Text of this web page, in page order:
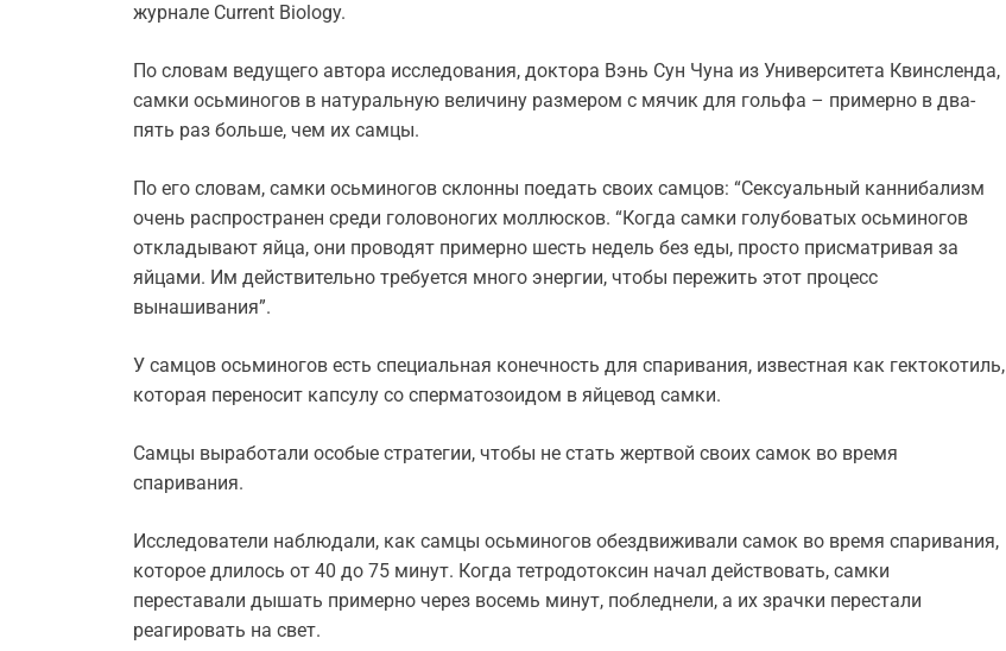
журнале Current Biology.
По словам ведущего автора исследования, доктора Вэнь Сун Чуна из Университета Квинсленда,
самки осьминогов в натуральную величину размером с мячик для гольфа – примерно в два-
пять раз больше, чем их самцы.
По его словам, самки осьминогов склонны поедать своих самцов: “Сексуальный каннибализм
очень распространен среди головоногих моллюсков. “Когда самки голубоватых осьминогов
откладывают яйца, они проводят примерно шесть недель без еды, просто присматривая за
яйцами. Им действительно требуется много энергии, чтобы пережить этот процесс
вынашивания”.
У самцов осьминогов есть специальная конечность для спаривания, известная как гектокотиль,
которая переносит капсулу со сперматозоидом в яйцевод самки.
Самцы выработали особые стратегии, чтобы не стать жертвой своих самок во время
спаривания.
Исследователи наблюдали, как самцы осьминогов обездвиживали самок во время спаривания,
которое длилось от 40 до 75 минут. Когда тетродотоксин начал действовать, самки
переставали дышать примерно через восемь минут, побледнели, а их зрачки перестали
реагировать на свет.